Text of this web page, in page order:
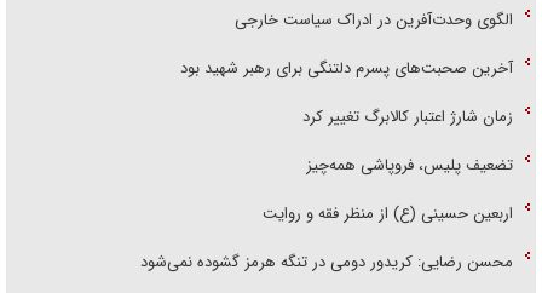
الگوی وحدت‌آفرین در ادراک سیاست خارجی
آخرین صحبت‌های پسرم دلتنگی برای رهبر شهید بود
زمان شارژ اعتبار کالابرگ تغییر کرد
تضعیف پلیس، فروپاشی همه‌چیز
اربعین حسینی (ع) از منظر فقه و روایت
محسن رضایی: کریدور دومی در تنگه هرمز گشوده نمی‌شود